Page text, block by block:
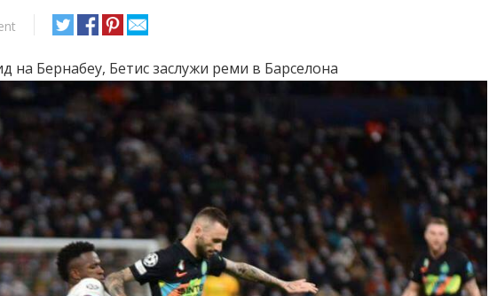
на Бернабеу, Бетис заслужи реми в Барселона